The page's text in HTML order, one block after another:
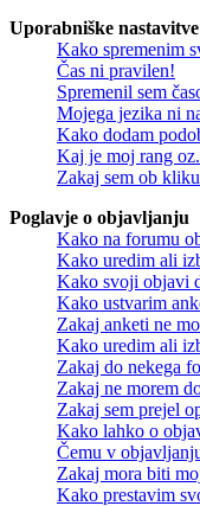
Uporabniške nastavitve
Kako spremenim
Čas ni pravilen!
Spremenil sem
Mojega jezika ni
Kako dodam
Kaj je moj rang
Zakaj sem ob
Poglavje o objavljanju
Kako na forumu
Kako uredim ali
Kako svoji objavi
Kako ustvarim
Zakaj anketi ne
Kako uredim ali
Zakaj do nekega
Zakaj ne morem
Zakaj sem prejel
Kako lahko o
Čemu v
Zakaj mora biti
Kako prestavim